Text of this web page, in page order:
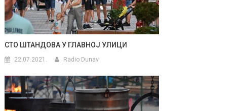
СТО ШТАНДОВА У ГЛАВНОЈ УЛИЦИ
22.07.2021. Radio Dunav